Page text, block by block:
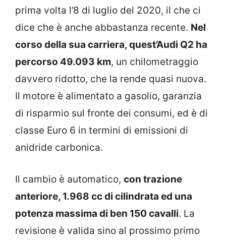
prima volta l’8 di luglio del 2020, il che ci
dice che è anche abbastanza recente. Nel
corso della sua carriera, quest’Audi Q2 ha
percorso 49.093 km, un chilometraggio
davvero ridotto, che la rende quasi nuova.
Il motore è alimentato a gasolio, garanzia
di risparmio sul fronte dei consumi, ed è di
classe Euro 6 in termini di emissioni di
anidride carbonica.
Il cambio è automatico, con trazione
anteriore, 1.968 cc di cilindrata ed una
potenza massima di ben 150 cavalli. La
revisione è valida sino al prossimo primo